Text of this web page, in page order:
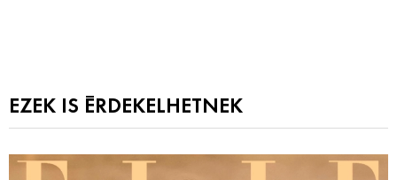
EZEK IS ÉRDEKELHETNEK